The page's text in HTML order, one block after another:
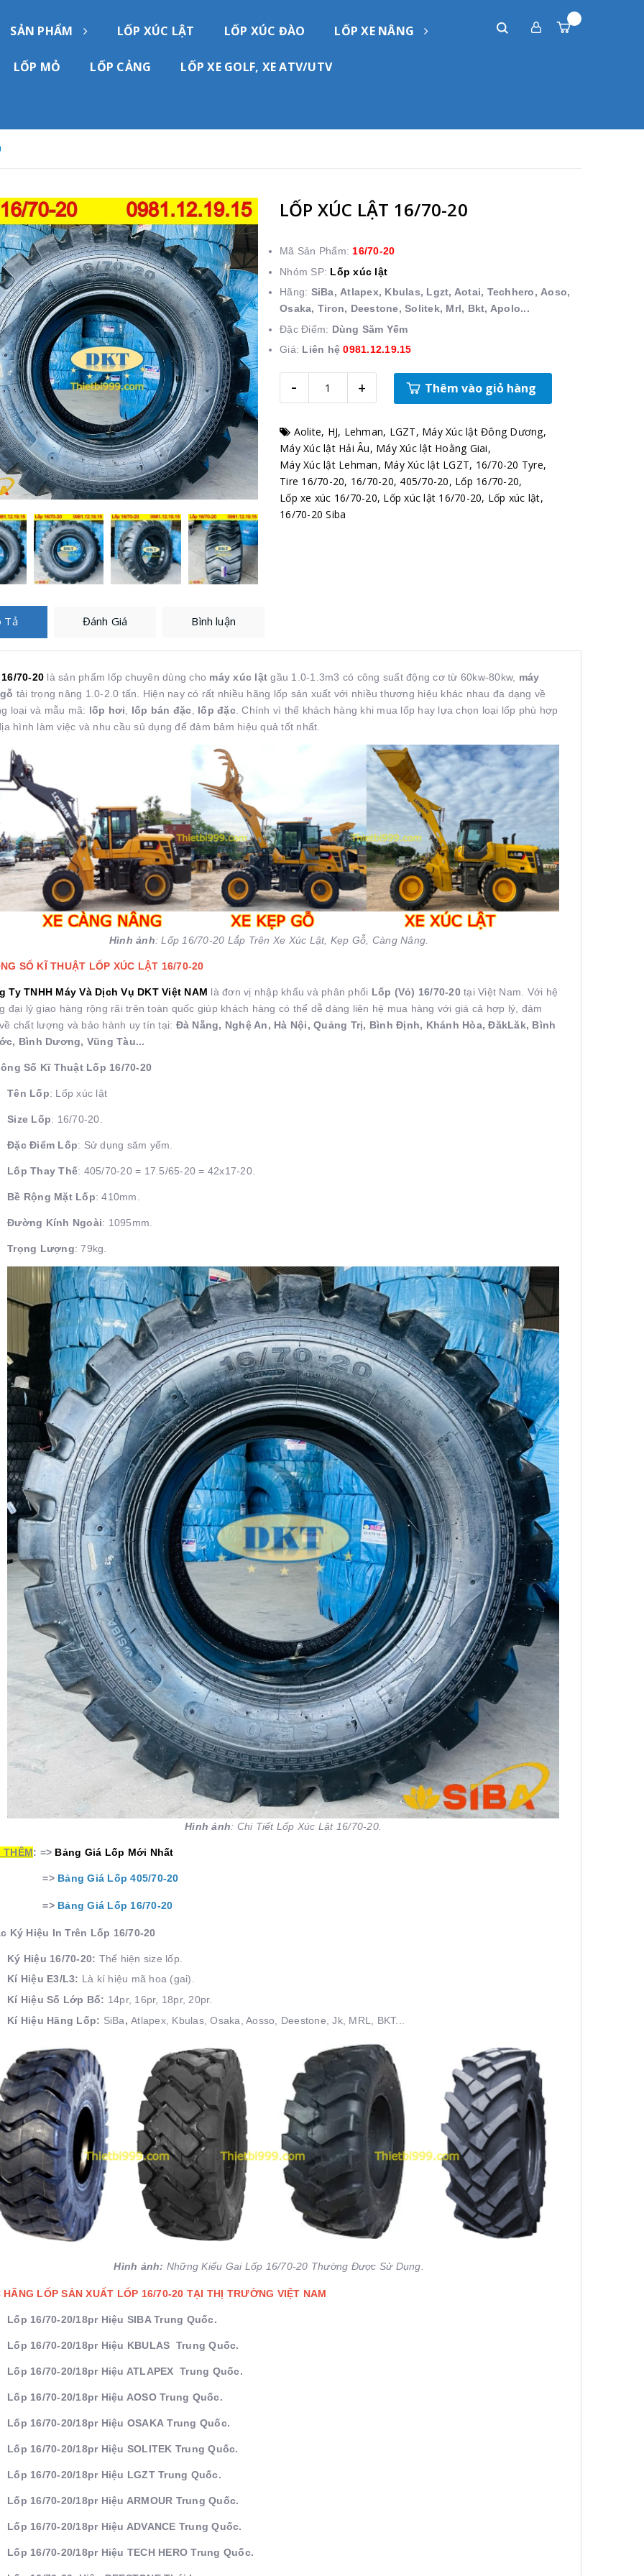
SẢN PHẨM LỐP XÚC LẬT LỐP XÚC ĐÀO LỐP XE NÂNG
LỐP MỎ LỐP CẢNG LỐP XE GOLF, XE ATV/UTV
LỐP XÚC LẬT 16/70-20
Mã Sản Phẩm: 16/70-20
Nhóm SP: Lốp xúc lật
Hãng: SiBa, Atlapex, Kbulas, Lgzt, Aotai, Techhero, Aoso,
Osaka, Tiron, Deestone, Solitek, Mrl, Bkt, Apolo...
Đặc Điểm: Dùng Săm Yếm
Giá: Liên hệ 0981.12.19.15
- + Thêm vào giỏ hàng
Aolite, HJ, Lehman, LGZT, Máy Xúc lật Đông Dương,
Máy Xúc lật Hải Âu, Máy Xúc lật Hoằng Giai,
Máy Xúc lật Lehman, Máy Xúc lật LGZT, 16/70-20 Tyre,
Tire 16/70-20, 16/70-20, 405/70-20, Lốp 16/70-20,
Lốp xe xúc 16/70-20, Lốp xúc lật 16/70-20, Lốp xúc lật,
16/70-20 Siba
Tả Đánh Giá Bình luận
70-20 là sản phẩm lốp chuyên dùng cho máy xúc lậtgầu 1.0-1.3m3 có công suất động cơ từ 60kw-80kw, máy
tải trọng nâng 1.0-2.0 tấn. Hiện nay có rất nhiều hãng lốp sản xuất với nhiều thương hiệu khác nhau đa dạng về
loại và mẫu mã: lốp hơi lốp bán đặc lốp đặc. Chính vì thế khách hàng khi mua lốp hay lựa chọn loại lốp phù hợp
hình làm việc và nhu cầu sủ dụng để đảm bảm hiệu quả tốt nhất.
Hình ảnh: Lốp 16/70-20 Lắp Trên Xe Xúc Lật, Kẹp Gỗ, Càng Nâng.
SỐ KĨ THUẬT LỐP XÚC LẬT 16/70-20
Ty TNHH Máy Và Dịch Vụ DKT Việt NAM là đơn vị nhập khẩu và phân phối Lốp (Vỏ) 16/70-20tại Việt Nam. Với hệ
đại lý giao hàng rộng rãi trên toàn quốc giúp khách hàng có thể dễ dàng liên hệ mua hàng với giá cả hợp lý, đảm
chất lượng và bảo hành uy tín tại: Đà Nẵng, Nghệ An, Hà Nội, Quảng Trị, Bình Định, Khánh Hòa, ĐăkLăk, Bình
Bình Dương, Vũng Tàu...
Số Kĩ Thuật Lốp 16/70-20
Tên Lốp: Lốp xúc lật
Size Lốp: 16/70-20.
Đặc Điểm Lốp: Sử dụng săm yếm.
Lốp Thay Thế: 405/70-20 = 17.5/65-20 = 42x17-20.
Bề Rộng Mặt Lốp: 410mm.
Đường Kính Ngoài: 1095mm.
Trọng Lượng: 79kg.
Hình ảnh: Chi Tiết Lốp Xúc Lật 16/70-20.
THÊM: => Bảng Giá Lốp Mới Nhất
Bảng Giá Lốp 405/70-20
Bảng Giá Lốp 16/70-20
Ký Hiệu In Trên Lốp 16/70-20
Ký Hiệu 16/70-20: Thể hiện size lốp.
Kí Hiệu E3/L3: Là kí hiệu mã hoa (gai).
Kí Hiệu Số Lớp Bố: 14pr, 16pr, 18pr, 20pr.
Kí Hiệu Hãng Lốp: SiBa, Atlapex, Kbulas, Osaka, Aosso, Deestone, Jk, MRL, BKT...
Hình ảnh: Những Kiểu Gai Lốp 16/70-20 Thường Được Sử Dụng.
HÃNG LỐP SẢN XUẤT LỐP 16/70-20 TẠI THỊ TRƯỜNG VIỆT NAM
Lốp 16/70-20/18pr Hiệu SIBA Trung Quốc.
Lốp 16/70-20/18pr Hiệu KBULAS Trung Quốc.
Lốp 16/70-20/18pr Hiệu ATLAPEX Trung Quốc.
Lốp 16/70-20/18pr Hiệu AOSO Trung Quốc.
Lốp 16/70-20/18pr Hiệu OSAKA Trung Quốc.
Lốp 16/70-20/18pr Hiệu SOLITEK Trung Quốc.
Lốp 16/70-20/18pr Hiệu LGZT Trung Quốc.
Lốp 16/70-20/18pr Hiệu ARMOUR Trung Quốc.
Lốp 16/70-20/18pr Hiệu ADVANCE Trung Quốc.
Lốp 16/70-20/18pr Hiệu TECH HERO Trung Quốc.